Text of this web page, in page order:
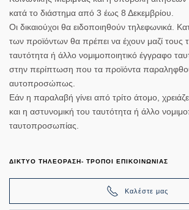
κατά το διάστημα από 3 έως 8 Δεκεμβρίου.
Οι δικαιούχοι θα ειδοποιηθούν τηλεφωνικά.
των προϊόντων θα πρέπει να έχουν μαζί τους
ταυτότητα ή άλλο νομιμοποιητικό έγγραφο
στην περίπτωση που τα προϊόντα
αυτοπροσώπως.
Εάν η παραλαβή γίνει από τρίτο άτομο,
και η αστυνομική του ταυτότητα ή άλλο
ταυτοπροσωπίας.
ΔΙΚΤΥΟ ΤΗΛΕΟΡΑΣΗ- ΤΡΟΠΟΙ ΕΠΙΚΟΙΝΩΝΙΑΣ
Καλέστε μας